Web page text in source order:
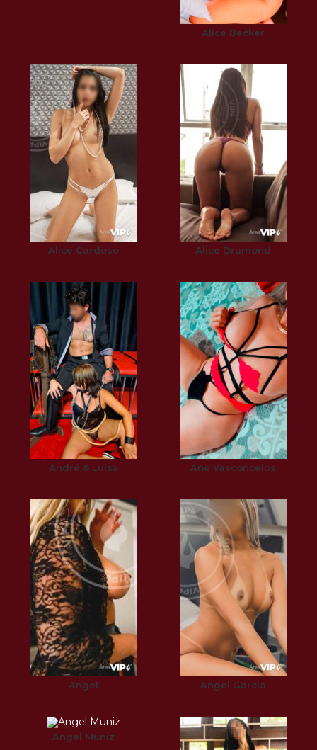
Alice Becker
Alice Cardoso Alice Drumond
André & Luisa Ane Vasconcelos
Angel Angel Garcia
Angel Muniz